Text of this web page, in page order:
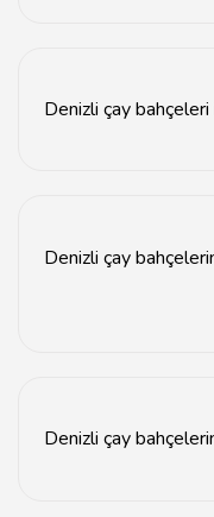
Denizli çay
Denizli çay
Denizli çay